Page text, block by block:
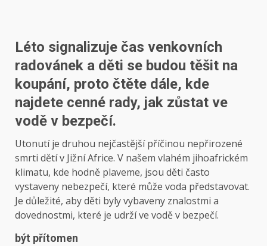
Léto signalizuje čas venkovních
radovánek a děti se budou těšit na
koupání, proto čtěte dále, kde
najdete cenné rady, jak zůstat ve
vodě v bezpečí.
Utonutí je druhou nejčastější příčinou nepřirozené
smrti dětí v Jižní Africe. V našem vlahém jihoafrickém
klimatu, kde hodně plaveme, jsou děti často
vystaveny nebezpečí, které může voda představovat.
Je důležité, aby děti byly vybaveny znalostmi a
dovednostmi, které je udrží ve vodě v bezpečí.
být přítomen